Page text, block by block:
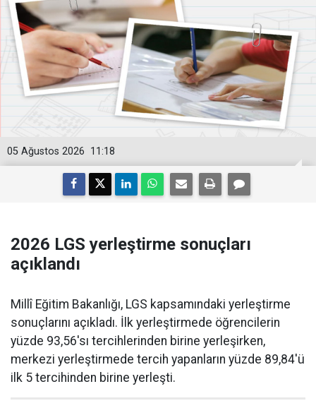
11:18
05 Ağustos 2026
2026 LGS yerleştirme sonuçları
açıklandı
Millî Eğitim Bakanlığı, LGS kapsamındaki yerleştirme
sonuçlarını açıkladı. İlk yerleştirmede öğrencilerin
yüzde 93,56'sı tercihlerinden birine yerleşirken,
merkezi yerleştirmede tercih yapanların yüzde 89,84'ü
ilk 5 tercihinden birine yerleşti.